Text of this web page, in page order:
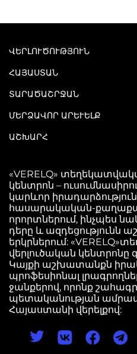
ՎԵՐԼՈՒԾՈՒԹՅՈՒՆ
ՀԱՅԱՍՏԱՆ
ՏԱՐԱԾԱՇՐՋԱՆ
ՄԵՐՁԱՎՈՐ ԱՐԵՒԵԼՔ
ԱՇԽԱՐՀ
«VERELQ»
կենտրոն –
կարևոր
հասարակական-
որորտներում, ինչպես
դերը և ազդեցությունն
երկրներում:
վերլուծական կենտրոնը
Կայքի աշխատանքն
պրոֆեսիոնալ
ջանքերով, որոնք
պետականության
Հայաստանի վերելքով: